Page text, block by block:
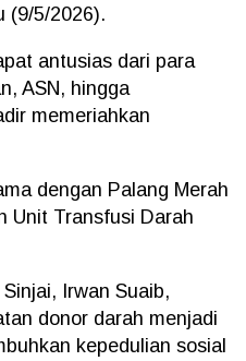
(9/5/2026).
antusias dari para
ASN, hingga
memeriahkan
dengan Palang Merah
Unit Transfusi Darah
Irwan Suaib,
donor darah menjadi
kepedulian sosial